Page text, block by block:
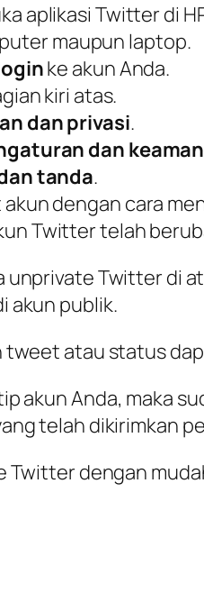
aplikasi Twitter di
maupun laptop.
ke akun Anda.
kiri atas.
dan privasi.
dan
tanda.
dengan cara
Twitter telah
Twitter di
akun publik.
atau status
akun Anda, maka
telah dikirimkan
Twitter dengan